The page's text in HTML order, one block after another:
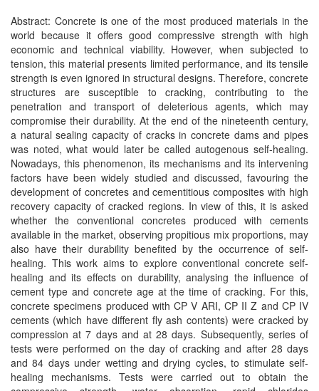
Abstract: Concrete is one of the most produced materials in the
world because it offers good compressive strength with high
economic and technical viability. However, when subjected to
tension, this material presents limited performance, and its tensile
strength is even ignored in structural designs. Therefore, concrete
structures are susceptible to cracking, contributing to the
penetration and transport of deleterious agents, which may
compromise their durability. At the end of the nineteenth century,
a natural sealing capacity of cracks in concrete dams and pipes
was noted, what would later be called autogenous self-healing.
Nowadays, this phenomenon, its mechanisms and its intervening
factors have been widely studied and discussed, favouring the
development of concretes and cementitious composites with high
recovery capacity of cracked regions. In view of this, it is asked
whether the conventional concretes produced with cements
available in the market, observing propitious mix proportions, may
also have their durability benefited by the occurrence of self-
healing. This work aims to explore conventional concrete self-
healing and its effects on durability, analysing the influence of
cement type and concrete age at the time of cracking. For this,
concrete specimens produced with CP V ARI, CP II Z and CP IV
cements (which have different fly ash contents) were cracked by
compression at 7 days and at 28 days. Subsequently, series of
tests were performed on the day of cracking and after 28 days
and 84 days under wetting and drying cycles, to stimulate self-
healing mechanisms. Tests were carried out to obtain the